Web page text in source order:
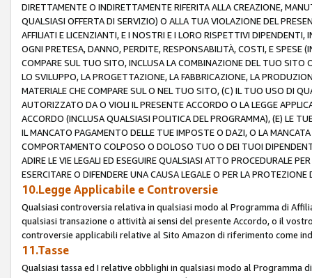
DIRETTAMENTE O INDIRETTAMENTE RIFERITA ALLA CREAZIONE,
QUALSIASI OFFERTA DI SERVIZIO) O ALLA TUA VIOLAZIONE DEL
AFFILIATI E LICENZIANTI, E I NOSTRI E I LORO RISPETTIVI
OGNI PRETESA, DANNO, PERDITE, RESPONSABILITÀ, COSTI, E SPESE
COMPARE SUL TUO SITO, INCLUSA LA COMBINAZIONE DEL TUO SITO
LO SVILUPPO, LA PROGETTAZIONE, LA FABBRICAZIONE, LA
MATERIALE CHE COMPARE SUL O NEL TUO SITO, (C) IL TUO USO DI
AUTORIZZATO DA O VIOLI IL PRESENTE ACCORDO O LA LEGGE
ACCORDO (INCLUSA QUALSIASI POLITICA DEL PROGRAMMA), (E) LE
IL MANCATO PAGAMENTO DELLE TUE IMPOSTE O DAZI, O LA
COMPORTAMENTO COLPOSO O DOLOSO TUO O DEI TUOI
ADIRE LE VIE LEGALI ED ESEGUIRE QUALSIASI ATTO PROCEDURALE
ESERCITARE O DIFENDERE UNA CAUSA LEGALE O PER LA
10.Legge Applicabile e Controversie
Qualsiasi controversia relativa in qualsiasi modo al Programma di
qualsiasi transazione o attività ai sensi del presente Accordo, o il
controversie applicabili relative al Sito Amazon di riferimento come
11.Tasse
Qualsiasi tassa ed I relative obblighi in qualsiasi modo al